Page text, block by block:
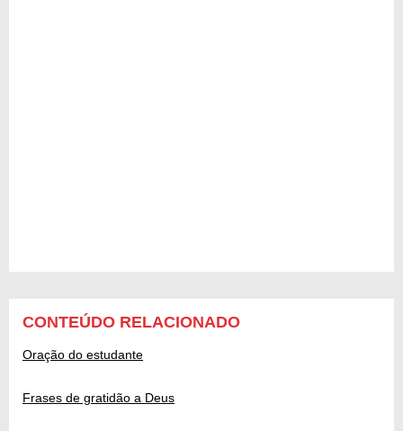
CONTEÚDO RELACIONADO
Oração do estudante
Frases de gratidão a Deus